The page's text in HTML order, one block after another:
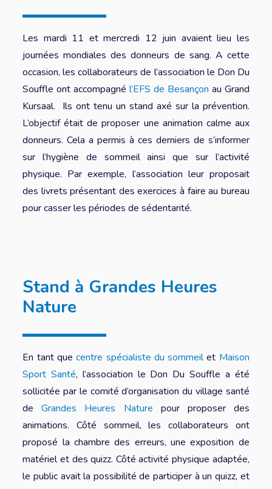
Les mardi 11 et mercredi 12 juin avaient lieu les
journées mondiales des donneurs de sang. A cette
occasion, les collaborateurs de l’association le Don Du
Souffle ont accompagné l’EFS de Besançon au Grand
Kursaal. Ils ont tenu un stand axé sur la prévention.
L’objectif était de proposer une animation calme aux
donneurs. Cela a permis à ces derniers de s’informer
sur l’hygiène de sommeil ainsi que sur l’activité
physique. Par exemple, l’association leur proposait
des livrets présentant des exercices à faire au bureau
pour casser les périodes de sédentarité.
Stand à Grandes Heures
Nature
En tant que centre spécialiste du sommeilet Maison
Sport Santé, l’association le Don Du Souffle a été
sollicitée par le comité d’organisation du village santé
deGrandes Heures Nature pour proposer des
animations. Côté sommeil, les collaborateurs ont
proposé la chambre des erreurs, une exposition de
matériel et des quizz. Côté activité physique adaptée,
le public avait la possibilité de participer à un quizz, et